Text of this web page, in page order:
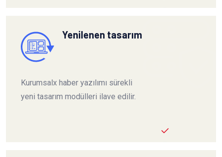
Yenilenen tasarım
Kurumsalx haber yazılımı sürekli
yeni tasarım modülleri ilave edilir.